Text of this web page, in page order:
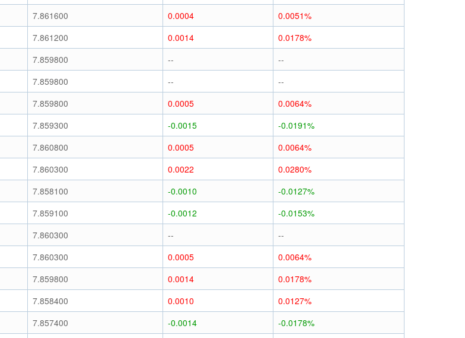
7.861600 0.0004
0.0051%
7.861200 0.0014
0.0178%
7.859800 --
--
7.859800 --
--
7.859800 0.0005
0.0064%
7.859300 -0.0015
-0.0191%
7.860800 0.0005
0.0064%
7.860300 0.0022
0.0280%
7.858100 -0.0010
-0.0127%
7.859100 -0.0012
-0.0153%
7.860300 --
--
7.860300 0.0005
0.0064%
7.859800 0.0014
0.0178%
7.858400 0.0010
0.0127%
7.857400 -0.0014
-0.0178%